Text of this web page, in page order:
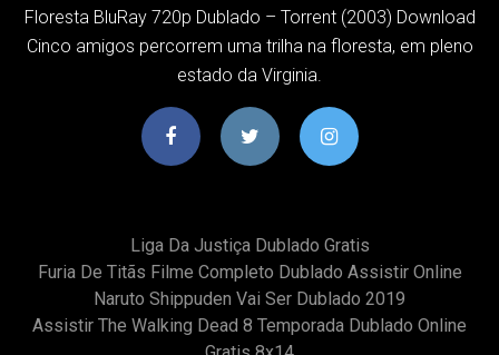
Floresta BluRay 720p Dublado – Torrent (2003) Download
Cinco amigos percorrem uma trilha na floresta, em pleno
estado da Virginia.
Liga Da Justiça Dublado Gratis
Furia De Titãs Filme Completo Dublado Assistir Online
Naruto Shippuden Vai Ser Dublado 2019
Assistir The Walking Dead 8 Temporada Dublado Online